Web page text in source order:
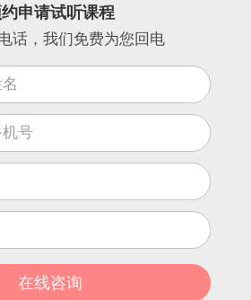
申请试听课程
话，我们免费为您回电